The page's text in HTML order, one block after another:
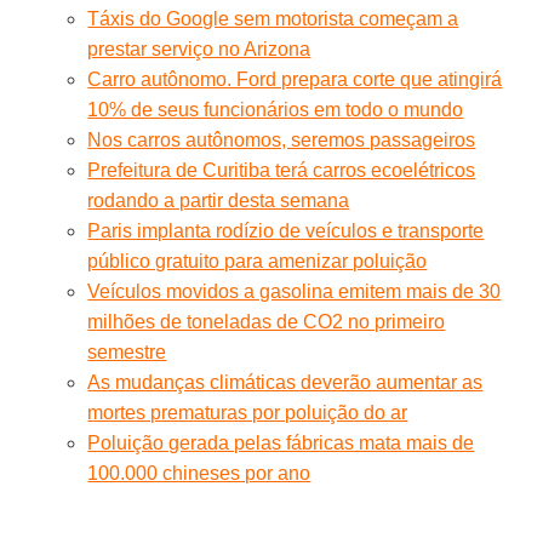
Táxis do Google sem motorista começam a
prestar serviço no Arizona
Carro autônomo. Ford prepara corte que atingirá
10% de seus funcionários em todo o mundo
Nos carros autônomos, seremos passageiros
Prefeitura de Curitiba terá carros ecoelétricos
rodando a partir desta semana
Paris implanta rodízio de veículos e transporte
público gratuito para amenizar poluição
Veículos movidos a gasolina emitem mais de 30
milhões de toneladas de CO2 no primeiro
semestre
As mudanças climáticas deverão aumentar as
mortes prematuras por poluição do ar
Poluição gerada pelas fábricas mata mais de
100.000 chineses por ano